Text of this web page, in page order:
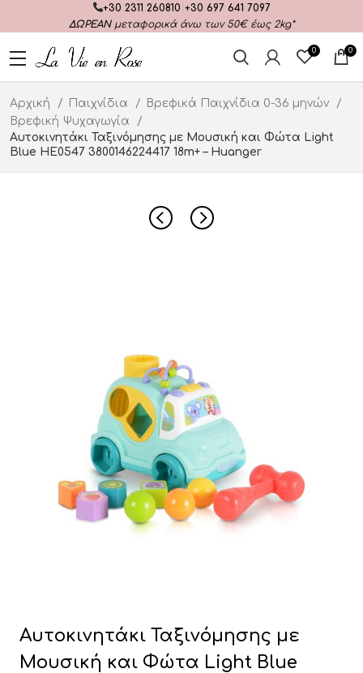
+30 2311 260810 +30 697 641 7097
ΔΩΡΕΑΝμεταφορικά άνω των 50€ έως 2kg*
0 0
Αρχική Παιχνίδια
Βρεφικά Παιχνίδια 0-36 μηνών
Βρεφική Ψυχαγωγία
Αυτοκινητάκι Ταξινόμησης με Μουσική και Φώτα Light
Blue HE0547 3800146224417 18m+ – Huanger
Αυτοκινητάκι Ταξινόμησης με
Μουσική και Φώτα Light Blue